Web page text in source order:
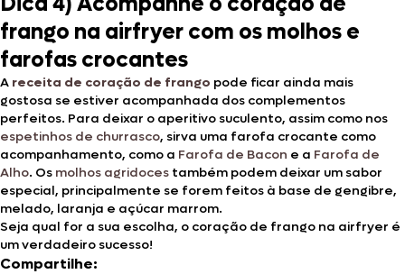
frango na airfryer com os molhos e
farofas crocantes
A receita de coração de frango pode ficar ainda mais
gostosa se estiver acompanhada dos complementos
perfeitos. Para deixar o aperitivo suculento, assim como nos
espetinhos de churrasco, sirva uma farofa crocante como
acompanhamento, como a Farofa de Bacon e a Farofa de
Alho. Os molhos agridoces também podem deixar um sabor
especial, principalmente se forem feitos à base de gengibre,
melado, laranja e açúcar marrom.
Seja qual for a sua escolha, o coração de frango na airfryer é
um verdadeiro sucesso!
Compartilhe: